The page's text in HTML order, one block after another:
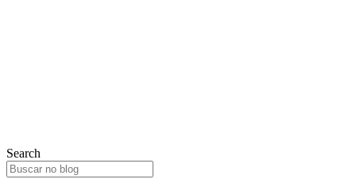
Search